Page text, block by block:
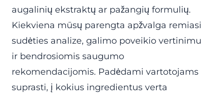
augalinių ekstraktų ar pažangių formulių.
Kiekviena mūsų parengta apžvalga remiasi
sudėties analize, galimo poveikio vertinimu
ir bendrosiomis saugumo
rekomendacijomis. Padėdami vartotojams
suprasti, į kokius ingredientus verta